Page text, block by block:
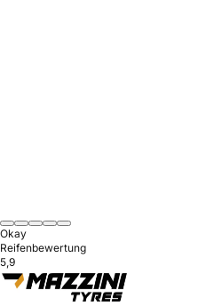
Okay
Reifenbewertung
5,9